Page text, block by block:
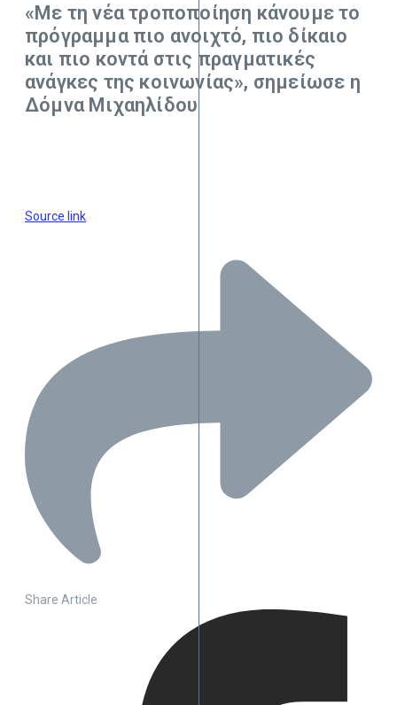
«Με τη νέα τροποποίηση κάνουμε το
πρόγραμμα πιο ανοιχτό, πιο δίκαιο
και πιο κοντά στις πραγματικές
ανάγκες της κοινωνίας», σημείωσε η
Δόμνα Μιχαηλίδου
Source link
Share Article